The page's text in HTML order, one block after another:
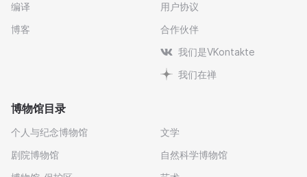
编译
博客
用户协议
合作伙伴
我们是VKontakte
我们在禅
博物馆目录
个人与纪念博物馆
剧院博物馆
文学
自然科学博物馆